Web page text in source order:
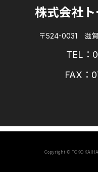
株式会社
〒524-0031 滋賀
TEL：
FAX：
Copyright © TOKO